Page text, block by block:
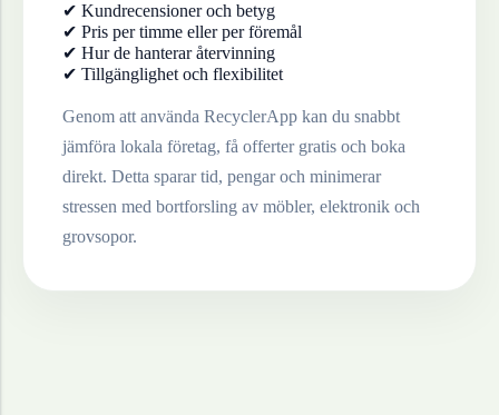
✔ Kundrecensioner och betyg
✔ Pris per timme eller per föremål
✔ Hur de hanterar återvinning
✔ Tillgänglighet och flexibilitet
Genom att använda RecyclerApp kan du snabbt
jämföra lokala företag, få offerter gratis och boka
direkt. Detta sparar tid, pengar och minimerar
stressen med bortforsling av möbler, elektronik och
grovsopor.